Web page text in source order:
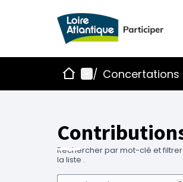
AccueilMenu principal
/ Concertations
Rechercher par mot-clé et filtrer
la liste .